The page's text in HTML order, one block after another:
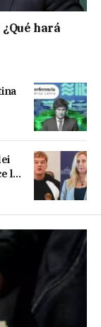
hará
lo